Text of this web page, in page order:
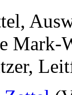
Mark-